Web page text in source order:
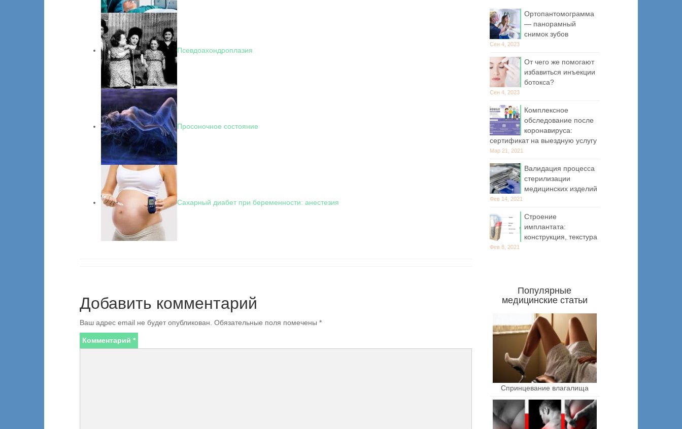
Псевдоахондроплазия
Просоночное состояние
Сахарный диабет при беременности: анестезия
Добавить комментарий
Ваш адрес email не будет опубликован. Обязательные поля помечены *
Комментарий *
Ортопантомограмма
— панорамный
снимок зубов
Сен 4, 2023
От чего же помогают
избавиться инъекции
ботокса?
Сен 4, 2023
Комплексное
обследование после
коронавируса:
сертификат на выездную услугу
Мар 21, 2021
Валидация процесса
стерилизации
медицинских изделий
Фев 14, 2021
Строение
имплантата:
конструкция, текстура
Фев 8, 2021
Популярные
медицинские статьи
Спринцевание влагалища